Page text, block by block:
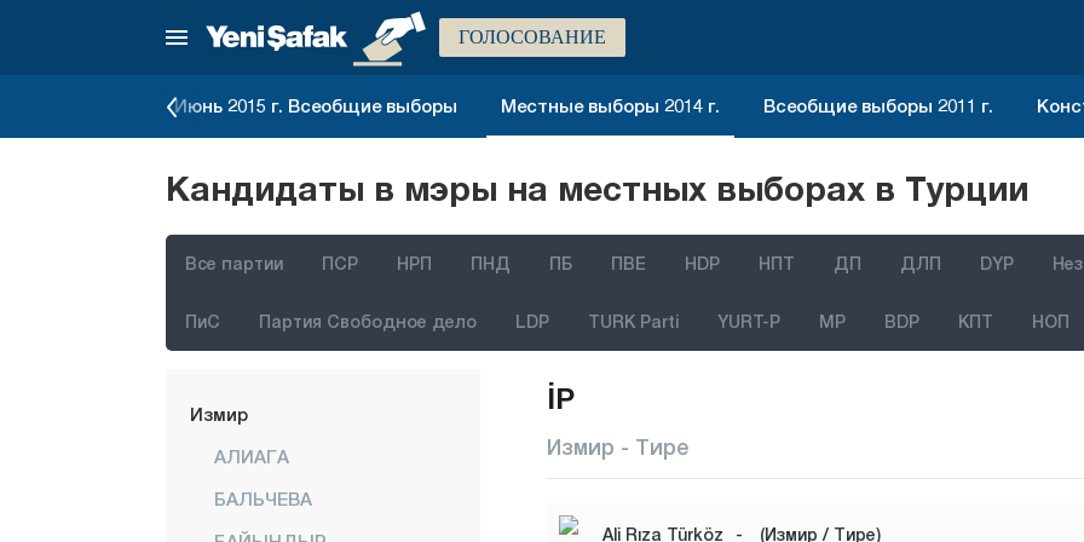
ГОЛОСОВАНИЕ
Июнь 2015 г. Всеобщие выборы Местные выборы 2014 г. Всеобщие выборы 2011 г.
Кандидаты в мэры на местных выборах в Турции
Все партии ПСР НРП ПНД ПБ ПВЕ HDP НПТ ДП ДЛП DYP
ПиС Партия Свободное дело LDP TURK Parti YURT-P MP BDP КПТ НОП
Стамбул
Измир
АЛИАГА
БАЛЬЧЕВА
İP
Измир - Тире
Ali Rıza Türköz - (Измир / Тире)